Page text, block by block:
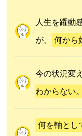
人生を躍動
が、 何から
今の状況変
わからない。
何を軸とし